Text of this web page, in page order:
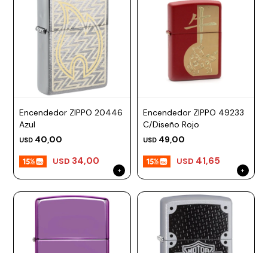
Encendedor ZIPPO 20446
Azul
USD 40,00
USD 34,00
Encendedor ZIPPO 49233
C/Diseño Rojo
USD 49,00
USD 41,65